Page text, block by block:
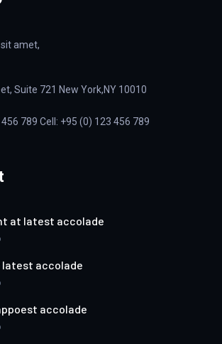
amet,
Suite 721 New York,NY 10010
789 Cell: +95 (0) 123 456 789
at latest accolade
latest accolade
accolade